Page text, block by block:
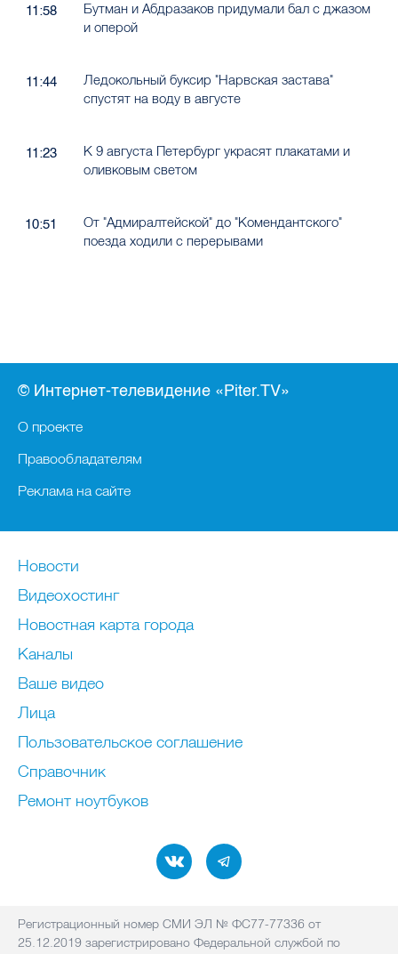
11:58
Бутман и Абдразаков придумали бал с джазом
и оперой
11:44
Ледокольный буксир "Нарвская застава"
спустят на воду в августе
11:23
К 9 августа Петербург украсят плакатами и
оливковым светом
10:51
От "Адмиралтейской" до "Комендантского"
поезда ходили с перерывами
© Интернет-телевидение «Piter.TV»
О проекте
Правообладателям
Реклама на сайте
Новости
Видеохостинг
Новостная карта города
Каналы
Ваше видео
Лица
Пользовательское соглашение
Справочник
Ремонт нoутбуков
Регистрационный номер СМИ ЭЛ № ФС77-77336 от
25.12.2019 зарегистрировано Федеральной службой по